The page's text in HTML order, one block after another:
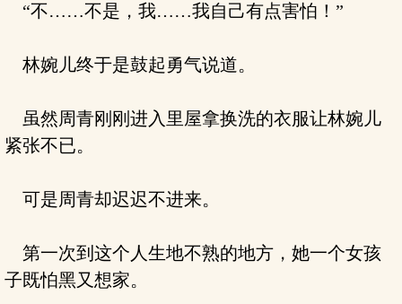
“不……不是，我……我自己有点害怕！”
林婉儿终于是鼓起勇气说道。
虽然周青刚刚进入里屋拿换洗的衣服让林婉儿
紧张不已。
可是周青却迟迟不进来。
第一次到这个人生地不熟的地方，她一个女孩
子既怕黑又想家。